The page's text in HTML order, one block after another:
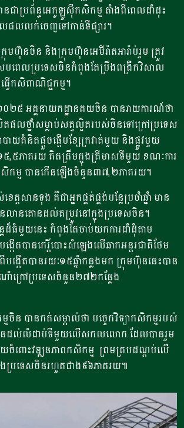
ន​ជាប្រព័ន្ធ​អេកូឡូស៊ី​កសិកម្ម​ តាំងពីពេលដាំដុះ
លលក់ចេញទៅកាន់ទីផ្សារ។
រុមហ៊ុនចិន និងក្រុមហ៊ុនអេមីរ៉ាតអារ៉ាប់រួម ត្រូវ
របពេលប្រទេសចិនកំពុងតែប្រឹងពង្រីកវិសាល
វើកសិពាណិជ្ជកម្ម។
០២៥ អគ្គនាយកដ្ឋានគយចិន បានរាយការណ៍ថា
តផលថ្នាំសម្លាប់សត្វល្អិតរបស់ចិនទៅក្រៅប្រទេស
យគំនិតផ្តួចផ្តើមខ្សែក្រវាត់មួយ និងផ្លូវមួយ
,៥ភាគរយ គិតត្រឹមក្នុងត្រីមាសទីមួយ ខណៈការ
សិកម្ម បានកើនឡើងចំនួន៣៧,២ភាគរយ។
ត្តសានទុង គឺជាអ្នកផ្គត់ផ្គង់បន្លែប្រចាំឆ្នាំ​ មាន
លានតោនដល់តម្រូវនៅក្នុងប្រទេសចិន។​
ែដ៏ធំមួយនេះ កំពុងតែចាប់យកការដាំដុំតាម
ើតបានកេរ្តិ៍បោះសំឡេងលើឆាកអន្តរជាតិថែម
ង្កើតបានរយៈ១៥ឆ្នាំកន្លងមក ក្រុមហ៊ុននេះបាន
ណាំក្រៅប្រទេសចំនួន២៧២កន្លែង
មចិន បានកត់សម្គាល់ថា បច្ចេកវិទ្យាកសិកម្មរបស់
នដល់លំដាប់ទីមួយលើសកលលោក ដែលបានរួម
ពោះវឌ្ឍនភាពកសិកម្ម ព្រមគ្របដណ្តប់លើ
ងប្រទេសចិនរហូតជាង៩៦ភាគរយ៕